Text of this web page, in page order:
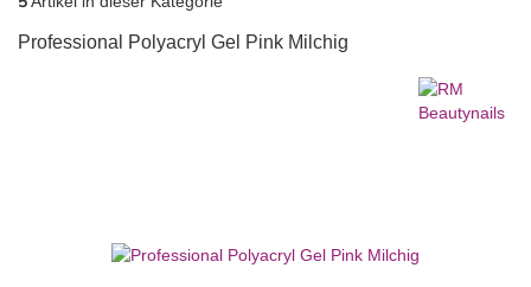
Professional Polyacryl Gel Pink Milchig